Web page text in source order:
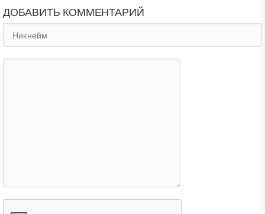
ДОБАВИТЬ КОММЕНТАРИЙ